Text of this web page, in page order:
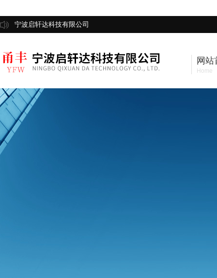
宁波启轩达科技有限公司
网站
Home